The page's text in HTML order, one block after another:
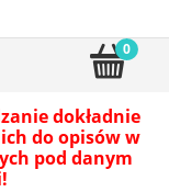
dokładnie
do opisów w
pod danym